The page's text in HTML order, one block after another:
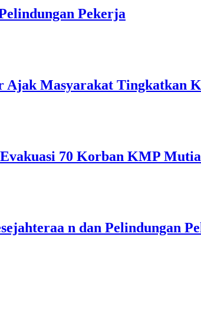
Pekerja
Ajak Masyarakat Tingkatkan
70 Korban KMP
n dan Pelindungan